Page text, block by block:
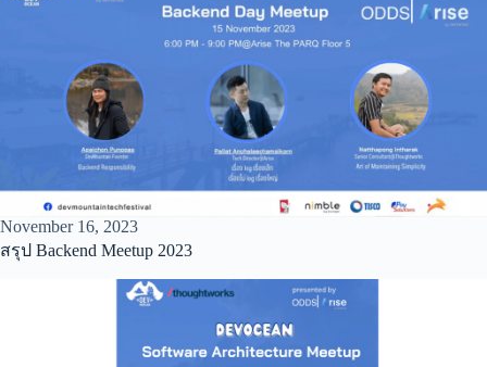
November 16, 2023
สรุป Backend Meetup 2023